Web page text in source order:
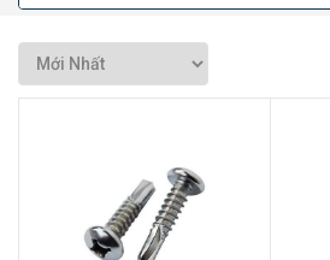
HÀ
buôn
Đại
lý
công
trình
-
Bán
lẻ